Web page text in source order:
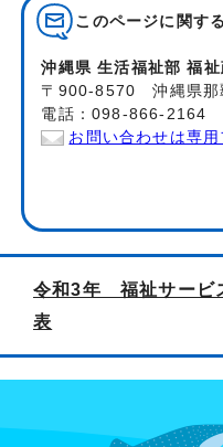
このページに関する
沖縄県 生活福祉部 福祉
〒900-8570 沖縄県那
電話：098-866-2164
お問い合わせは専用
令和3年 福祉サービ
表